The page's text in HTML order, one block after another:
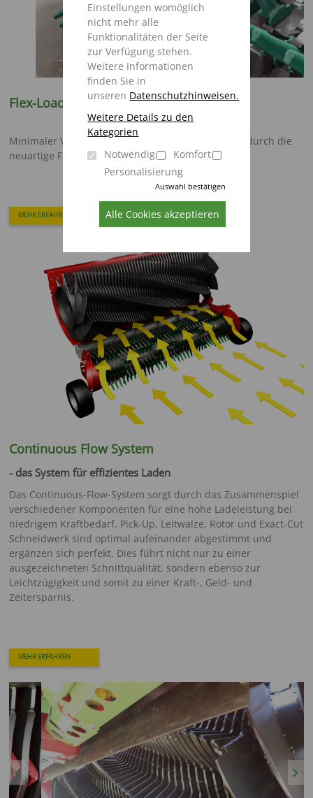
Einstellungen womöglich
nicht mehr alle
Funktionalitäten der Seite
zur Verfügung stehen.
Weitere Informationen
finden Sie in
unseren Datenschutzhinweisen.
Weitere Details zu den
Kategorien
Notwendig
Komfort
Personalisierung
Auswahl bestätigen
Alle Cookies akzeptieren
Flex-Load Pick-up (optional)
Minimaler Verschleiß und beste Bodenanpassung durch die
neuartige Flex-Load Pick-up mit Kunststoffzinken
MEHR ERFAHREN
Continuous Flow System
- das System für effizientes Laden
Das Continuous-Flow-System sorgt durch das Zusammenspiel
verschiedener Komponenten für eine hohe Ladeleistung bei
niedrigem Kraftbedarf. Pick-Up, Leitwalze, Rotor und Exact-Cut
Schneidwerk sind optimal aufeinander abgestimmt und
ergänzen sich perfekt. Dies führt nicht nur zu einer
ausgezeichneten Schnittqualität, sondern ebenso zur
Leichtzügigkeit und somit zu einer Kraft-, Geld- und
Zeitersparnis.
MEHR ERFAHREN
Previous